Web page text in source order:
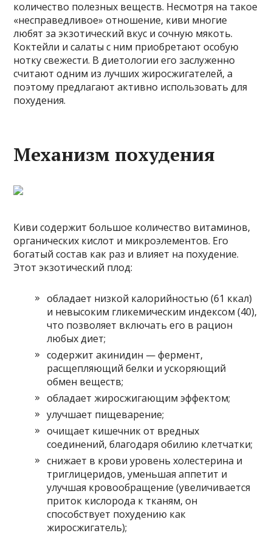
количество полезных веществ. Несмотря на такое
«несправедливое» отношение, киви многие
любят за экзотический вкус и сочную мякоть.
Коктейли и салаты с ним приобретают особую
нотку свежести. В диетологии его заслуженно
считают одним из лучших жиросжигателей, а
поэтому предлагают активно использовать для
похудения.
Механизм похудения
Киви содержит большое количество витаминов,
органических кислот и микроэлементов. Его
богатый состав как раз и влияет на похудение.
Этот экзотический плод:
обладает низкой калорийностью (61 ккал)
и невысоким гликемическим индексом (40),
что позволяет включать его в рацион
любых диет;
содержит акинидин — фермент,
расщепляющий белки и ускоряющий
обмен веществ;
обладает жиросжигающим эффектом;
улучшает пищеварение;
очищает кишечник от вредных
соединений, благодаря обилию клетчатки;
снижает в крови уровень холестерина и
триглицеридов, уменьшая аппетит и
улучшая кровообращение (увеличивается
приток кислорода к тканям, он
способствует похудению как
жиросжигатель);